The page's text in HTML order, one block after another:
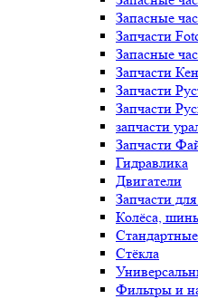
Запасные
Запчасти
Запасные
Запчасти
Запчасти
Запчасти
запчасти
Запчасти
Гидравлика
Двигатели
Запчасти
Колёса,
Стёкла
Фильтры и